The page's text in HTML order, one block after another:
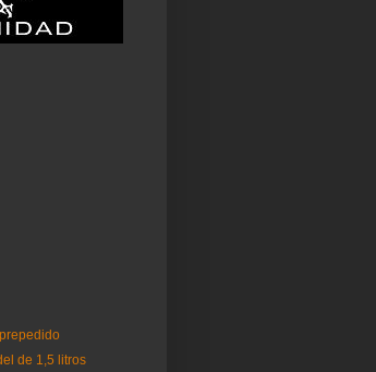
de 1,5 litros